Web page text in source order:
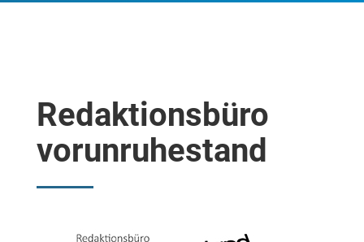
Redaktionsbüro
vorunruhestand